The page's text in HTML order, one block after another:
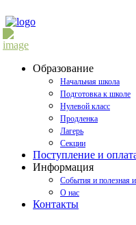
Образование
Начальная школа
Подготовка к школе
Нулевой класс
Продленка
Лагерь
Секции
Поступление и
Информация
События и полезная
О нас
Контакты